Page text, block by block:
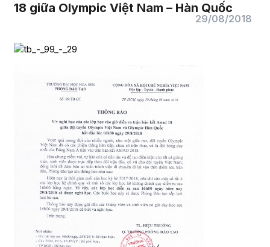
18 giữa Olympic Việt Nam – Hàn Quốc
29/08/2018